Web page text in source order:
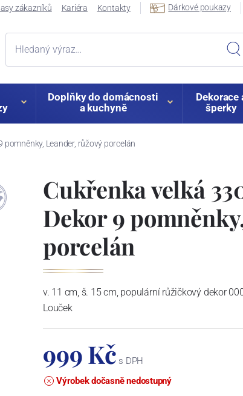
zákazníků Kariéra Kontakty Dárkové poukazy
Doplňky do domácnosti
a kuchyně
Dekorace
šperky
pomněnky, Leander, růžový porcelán
Cukřenka velká
Dekor 9
porcelán
v. 11 cm, š. 15 cm, populární růžičkový dekor
Louček
999 Kč s DPH
Výrobek dočasně nedostupný